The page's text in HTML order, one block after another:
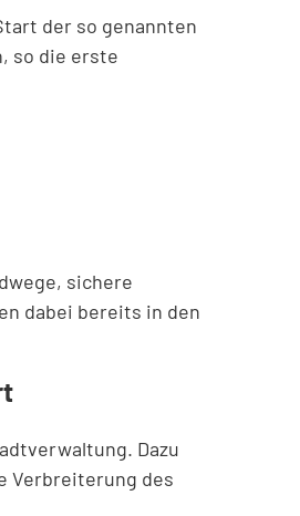
der so genannten
so die erste
sichere
dabei bereits in den
Dazu
Verbreiterung des